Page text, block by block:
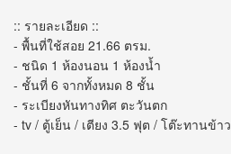
:: รายละเอียด ::
- พื้นที่ใช้สอย 21.66 ตรม.
- ชนิด 1 ห้องนอน 1 ห้องน้ำ
- ชั้นที่ 6 จากทั้งหมด 8 ชั้น
- ระเบียงหันทางทิศ ตะวันตก
- tv / ตู้เย็น / เตียง 3.5 ฟุต / โต๊ะทานข้าว